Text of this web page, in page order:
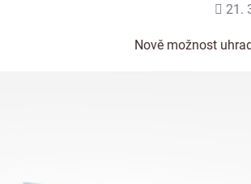
21.
Nově možnost